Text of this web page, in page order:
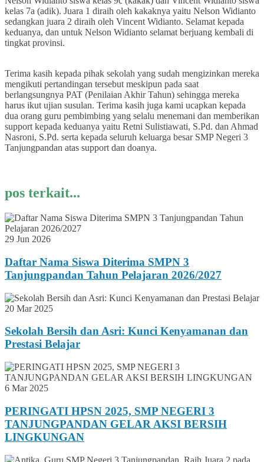
kelas 7a (adik). Juara 1 diraih oleh kakaknya yaitu Nelson Widianto
sedangkan juara 2 diraih oleh Vincent Widianto. Selamat kepada
keduanya, dan untuk Nelson Widianto selamat berjuang kembali di
tingkat provinsi.
Terima kasih kepada pihak sekolah yang sudah mengizinkan mereka
mengikuti pertandingan tersebut meskipun pada saat
berlangsungnya PAT (Penilaian Akhir Tahun) sehingga mereka
harus ikut ujian susulan. Terima kasih juga kami ucapkan kepada
dua orang guru pembimbing yang selalu menemani dan memberikan
support kepada keduanya yaitu Retni Sulistiawati, S.Pd. dan Ahmad
Nasroni, S.Pd. serta kepada seluruh keluarga besar SMP Negeri 3
Tanjungpandan atas support dan doanya.
pos terkait...
29 Jun 2026
Daftar Nama Siswa Diterima SMPN 3
Tanjungpandan Tahun Pelajaran 2026/2027
20 Mar 2025
Sekolah Bersih dan Asri: Kunci Kenyamanan dan
Prestasi Belajar
6 Mar 2025
PERINGATI HPSN 2025, SMP NEGERI 3
TANJUNGPANDAN GELAR AKSI BERSIH
LINGKUNGAN